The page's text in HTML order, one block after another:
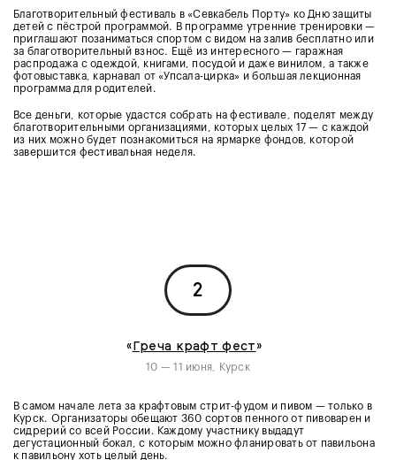
Благотворительный фестиваль в «Севкабель Порту» ко Дню защиты
детей с пёстрой программой. В программе утренние тренировки —
приглашают позаниматься спортом с видом на залив бесплатно или
за благотворительный взнос. Ещё из интересного — гаражная
распродажа с одеждой, книгами, посудой и даже винилом, а также
фотовыставка, карнавал от «Упсала-цирка» и большая лекционная
программа для родителей.
Все деньги, которые удастся собрать на фестивале, поделят между
благотворительными организациями, которых целых 17 — с каждой
из них можно будет познакомиться на ярмарке фондов, которой
завершится фестивальная неделя.
2
«Греча крафт фест»
10 — 11 июня, Курск
В самом начале лета за крафтовым стрит-фудом и пивом — только в
Курск. Организаторы обещают 360 сортов пенного от пивоварен и
сидрерий со всей России. Каждому участнику выдадут
дегустационный бокал, с которым можно фланировать от павильона
к павильону хоть целый день.